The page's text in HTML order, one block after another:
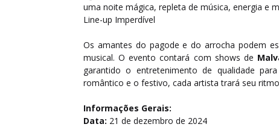
uma noite mágica, repleta de música, energia e
Line-up Imperdível
Os amantes do pagode e do arrocha podem
musical. O evento contará com shows de
garantido o entretenimento de qualidade
romântico e o festivo, cada artista trará seu
Informações Gerais:
Data: 21 de dezembro de 2024